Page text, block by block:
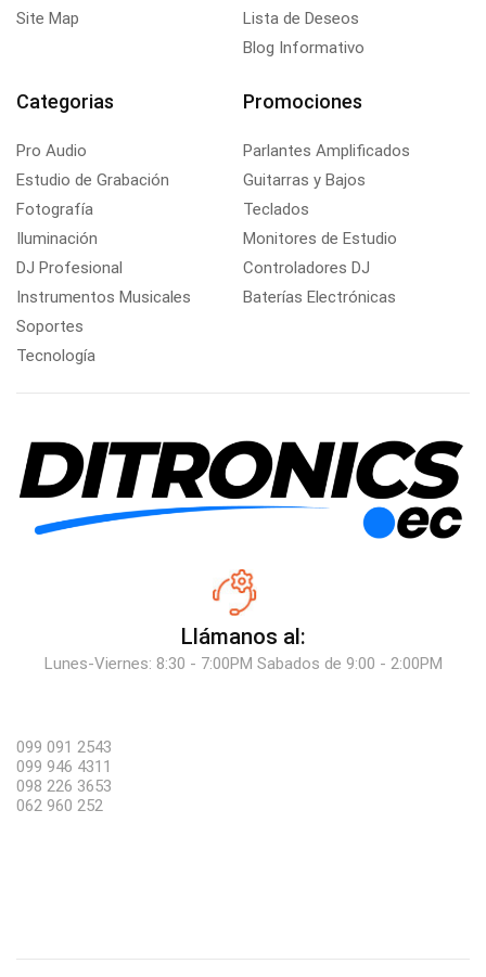
Site Map
Lista de Deseos
Blog Informativo
Categorias
Pro Audio
Estudio de Grabación
Fotografía
Iluminación
DJ Profesional
Instrumentos Musicales
Soportes
Tecnología
Promociones
Parlantes Amplificados
Guitarras y Bajos
Teclados
Monitores de Estudio
Controladores DJ
Baterías Electrónicas
Llámanos al:
Lunes-Viernes: 8:30 - 7:00PM Sabados de 9:00 - 2:00PM
099 091 2543
099 946 4311
098 226 3653
062 960 252